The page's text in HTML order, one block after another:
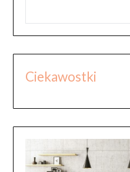
Ciekawostki